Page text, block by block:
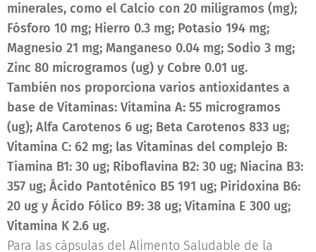
minerales, como el Calcio con 20 miligramos (mg);
Fósforo 10 mg; Hierro 0.3 mg; Potasio 194 mg;
Magnesio 21 mg; Manganeso 0.04 mg; Sodio 3 mg;
Zinc 80 microgramos (ug) y Cobre 0.01 ug.
También nos proporciona varios antioxidantes a
base de Vitaminas: Vitamina A: 55 microgramos
(ug); Alfa Carotenos 6 ug; Beta Carotenos 833 ug;
Vitamina C: 62 mg; las Vitaminas del complejo B:
Tiamina B1: 30 ug; Riboflavina B2: 30 ug; Niacina B3:
357 ug; Ácido Pantoténico B5 191 ug; Piridoxina B6:
20 ug y Ácido Fólico B9: 38 ug; Vitamina E 300 ug;
Vitamina K 2.6 ug.
Para las cápsulas del Alimento Saludable de la